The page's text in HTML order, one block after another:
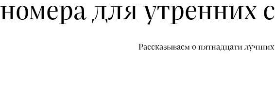
номера для утренних
Рассказываем о пятнадцати лучших